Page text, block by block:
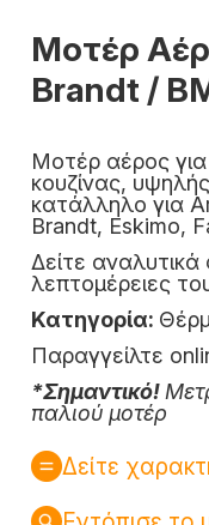
Μοτέρ
Brandt /
Μοτέρ αέρος
κουζίνας,
κατάλληλο για
Brandt, Eskimo,
Δείτε
λεπτομέρειες
Κατηγορία:
Παραγγείλτε
*Σημαντικό!
παλιού μοτέρ
Δείτε